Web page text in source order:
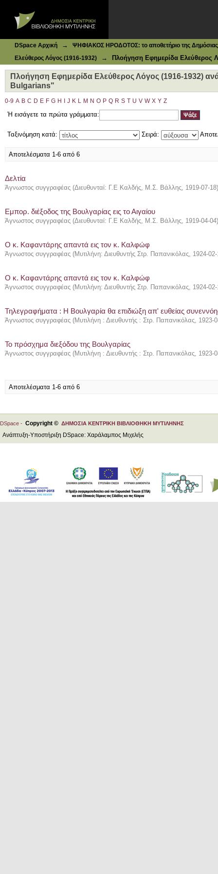
DSpace Αρχική →
ΨΗΦΙΑΚΟΣ ΗΡΟΔΟΤΟΣ: το αποθετήριο της Δημόσιας
Ελεύθερος Λόγος (1916-1932)
→ Πλοήγηση Εφημερίδα Ελεύθερος
Πλοήγηση Εφημερίδα Ελεύθερος Λόγος (1916-1932)
Bulgarians"
0-9 A B C D E F G H J K L M N O P Q R S T U V W X Y Z
Ή εισάγετε τα πρώτα γράμματα:
Ταξινόμηση κατά: Σειρά:
Αποτελέσματα 1-6 από 6
Δελτία
Άγνωστος συγγραφέας (Διευθυνταί: Γ.Ε Καλδής, Μ.Σ. Βάλλης, 1919-07-18)
Εμπορ. διέξοδος της Βουλγαρίας εις το Αιγαίου
Άγνωστος συγγραφέας (Διευθυνταί: Γ.Ε Καλδής, Μ.Σ. Βάλλης, 1919-04-04)
Ο κ. Καφαντάρης απαντά εις τον κ. Καλφώφ
Άγνωστος συγγραφέας (Μυτιλήνη: Διευθυντής Στρ. Παπανικόλας, 1924-
Ο κ. Καφαντάρης απαντά εις τον κ. Καλφώφ
Άγνωστος συγγραφέας (Μυτιλήνη: Διευθυντής Στρ. Παπανικόλας, 1924-
Τηλεγραφήματα : Η Βουλγαρία θα επιδιώξη απ' ευθείας
Άγνωστος συγγραφέας (Μυτιλήνη : Διευθυντής : Στρ. Παπανικόλας, 1923-
Το πρόσχημα διεξόδου της Βουλγαρίας
Άγνωστος συγγραφέας (Μυτιλήνη : Διευθυντής : Στρ. Παπανικόλας, 1923-
Αποτελέσματα 1-6 από 6
DSpace - Copyright © ΔΗΜΟΣΙΑ ΚΕΝΤΡΙΚΗ ΒΙΒΛΙΟΘΗΚΗ ΜΥΤΙΛΗΝΗΣ
Ανάπτυξη-Υποστήριξη DSpace: Χαράλαμπος Μιχελής